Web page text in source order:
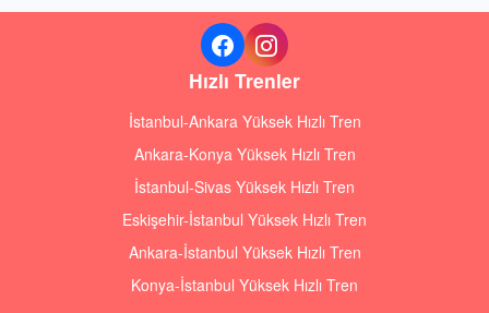
Hızlı Trenler
İstanbul-Ankara Yüksek Hızlı Tren
Ankara-Konya Yüksek Hızlı Tren
İstanbul-Sivas Yüksek Hızlı Tren
Eskişehir-İstanbul Yüksek Hızlı Tren
Ankara-İstanbul Yüksek Hızlı Tren
Konya-İstanbul Yüksek Hızlı Tren